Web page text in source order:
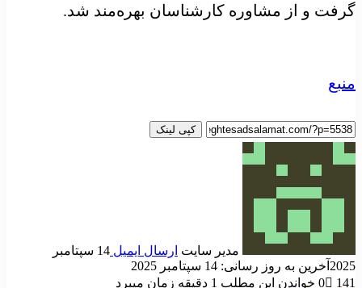
گرفت و از مشاوره کارشناسان بهره‌مند شد.
منبع
کپی لینک
مدیر سایت ارسال ایمیل
14 سپتامبر
2025 آخرین به روز رسانی: 14 سپتامبر 2025
0
141
خواندن این مطلب 1 دقیقه زمان میبرد